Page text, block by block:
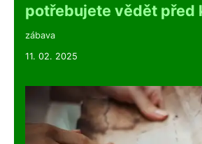
potřebujete vědět před
zábava
11. 02. 2025